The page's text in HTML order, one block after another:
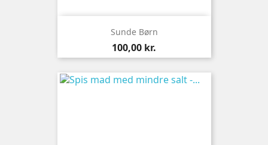
Sunde Børn
Pris
100,00 kr.